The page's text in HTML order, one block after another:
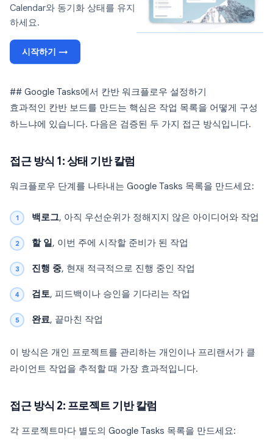
Calendar와 동기화 상태를 유지
하세요.
시작하기 →
## Google Tasks에서 칸반 워크플로우 설정하기
효과적인 칸반 보드를 만드는 핵심은 작업 목록을 어떻게 구성
하느냐에 있습니다. 다음은 검증된 두 가지 접근 방식입니다.
접근 방식 1: 상태 기반 칼럼
워크플로우 단계를 나타내는 Google Tasks 목록을 만드세요:
백로그, 아직 우선순위가 정해지지 않은 아이디어와 작업
할 일, 이번 주에 시작할 준비가 된 작업
진행 중, 현재 적극적으로 진행 중인 작업
검토, 피드백이나 승인을 기다리는 작업
완료, 끝마친 작업
이 방식은 개인 프로젝트를 관리하는 개인이나 프리랜서가 클
라이언트 작업을 추적할 때 가장 효과적입니다.
접근 방식 2: 프로젝트 기반 칼럼
각 프로젝트마다 별도의 Google Tasks 목록을 만드세요: